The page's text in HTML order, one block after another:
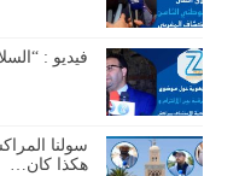
فيديو :
سولنا
هكذا كان…